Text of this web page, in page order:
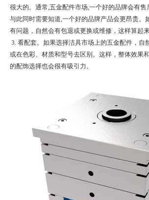
很大的。通常,五金配件市场,一个好的品牌会有售
与此同时需要知道,一个好的品牌产品会更昂贵。
有问题，自然会有包退或更换或维修，这样算起
3. 看配套。如果选择洁具市场上的五金配件，自
或在色彩、材质和型号去区别。这样，整体效果
的配饰选择也会很有吸引力。